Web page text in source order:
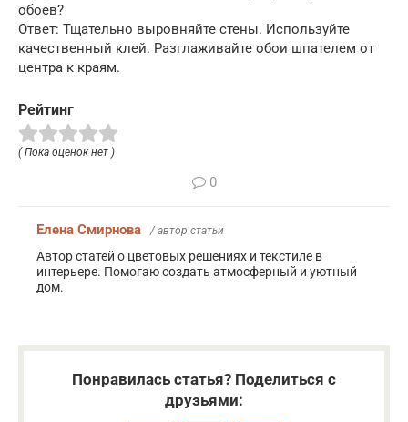
обоев?
Ответ: Тщательно выровняйте стены. Используйте
качественный клей. Разглаживайте обои шпателем от
центра к краям.
Рейтинг
( Пока оценок нет )
0
Елена Смирнова / автор статьи
Автор статей о цветовых решениях и текстиле в
интерьере. Помогаю создать атмосферный и уютный
дом.
Понравилась статья? Поделиться с
друзьями: